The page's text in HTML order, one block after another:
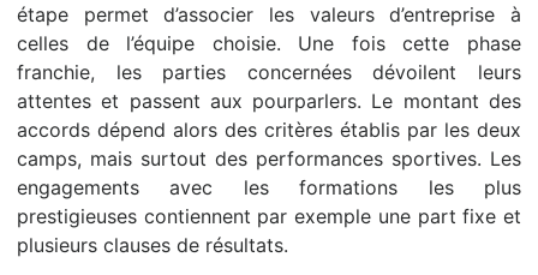
étape permet d’associer les valeurs d’entreprise à
celles de l’équipe choisie. Une fois cette phase
franchie, les parties concernées dévoilent leurs
attentes et passent aux pourparlers. Le montant des
accords dépend alors des critères établis par les deux
camps, mais surtout des performances sportives. Les
engagements avec les formations les plus
prestigieuses contiennent par exemple une part fixe et
plusieurs clauses de résultats.